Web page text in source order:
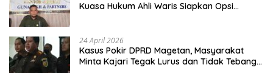
Kuasa Hukum Ahli Waris Siapkan Opsi
24 April 2026
Kasus Pokir DPRD Magetan, Masyarakat
Minta Kajari Tegak Lurus dan Tidak Tebang